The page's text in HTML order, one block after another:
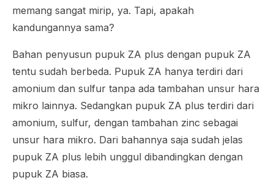
memang sangat mirip, ya. Tapi, apakah
kandungannya sama?
Bahan penyusun pupuk ZA plus dengan pupuk ZA
tentu sudah berbeda. Pupuk ZA hanya terdiri dari
amonium dan sulfur tanpa ada tambahan unsur hara
mikro lainnya. Sedangkan pupuk ZA plus terdiri dari
amonium, sulfur, dengan tambahan zinc sebagai
unsur hara mikro. Dari bahannya saja sudah jelas
pupuk ZA plus lebih unggul dibandingkan dengan
pupuk ZA biasa.